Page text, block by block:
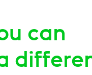
can